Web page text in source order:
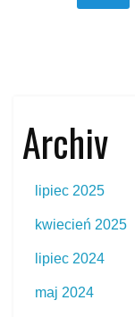
Archiv
lipiec 2025
kwiecień 2025
lipiec 2024
maj 2024